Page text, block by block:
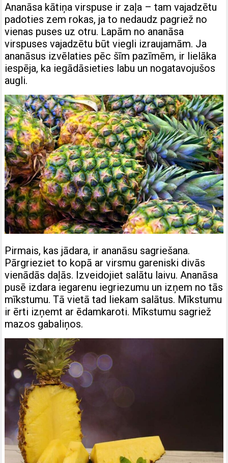
Ananāsa kātiņa virspuse ir zaļa – tam vajadzētu
padoties zem rokas, ja to nedaudz pagriež no
vienas puses uz otru. Lapām no ananāsa
virspuses vajadzētu būt viegli izraujamām. Ja
ananāsus izvēlaties pēc šīm pazīmēm, ir lielāka
iespēja, ka iegādāsieties labu un nogatavojušos
augli.
Pirmais, kas jādara, ir ananāsu sagriešana.
Pārgrieziet to kopā ar virsmu gareniski divās
vienādās daļās. Izveidojiet salātu laivu. Ananāsa
pusē izdara iegarenu iegriezumu un izņem no tās
mīkstumu. Tā vietā tad liekam salātus. Mīkstumu
ir ērti izņemt ar ēdamkaroti. Mīkstumu sagriež
mazos gabaliņos.